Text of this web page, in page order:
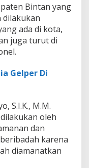
Bintan yang
dilakukan
ada di kota,
juga turut di
Gelper Di
S.I.K., M.M.
oleh
dan
karena
diamanatkan